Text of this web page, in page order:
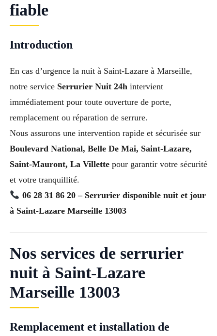
fiable
Introduction
En cas d’urgence la nuit à Saint-Lazare à Marseille,
notre service Serrurier Nuit 24h intervient
immédiatement pour toute ouverture de porte,
remplacement ou réparation de serrure.
Nous assurons une intervention rapide et sécurisée sur
Boulevard National, Belle De Mai, Saint-Lazare,
Saint-Mauront, La Villette pour garantir votre sécurité
et votre tranquillité.
06 28 31 86 20 – Serrurier disponible nuit et jour
à Saint-Lazare Marseille 13003
Nos services de serrurier
nuit à Saint-Lazare
Marseille 13003
Remplacement et installation de